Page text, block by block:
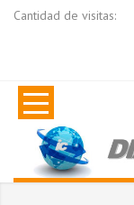
Cantidad de visitas: